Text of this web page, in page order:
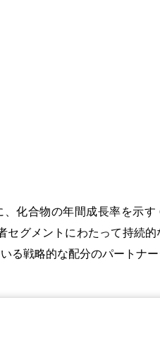
化合物の年間成長率を示す
グメントにわたって持続的
る戦略的な配分のパートナ